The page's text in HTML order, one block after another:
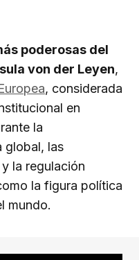
poderosas del
von der Leyen,
, considerada
en
la
global, las
la regulación
la figura política
mundo.